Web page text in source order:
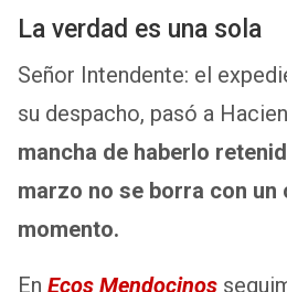
La verdad es una sola
Señor Intendente: el
su despacho, pasó a
mancha de haberlo
marzo no se borra con un
momento.
En Ecos Mendocinos